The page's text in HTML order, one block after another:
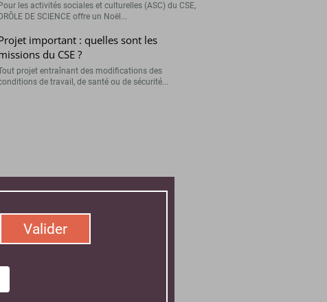
Pour les activités sociales et culturelles (ASC) du CSE,
DRÔLE DE SCIENCE offre un Noël...
important : quelles sont les
du CSE ?
projet entraînant des modifications des
de travail, de santé ou de sécurité...
Valider